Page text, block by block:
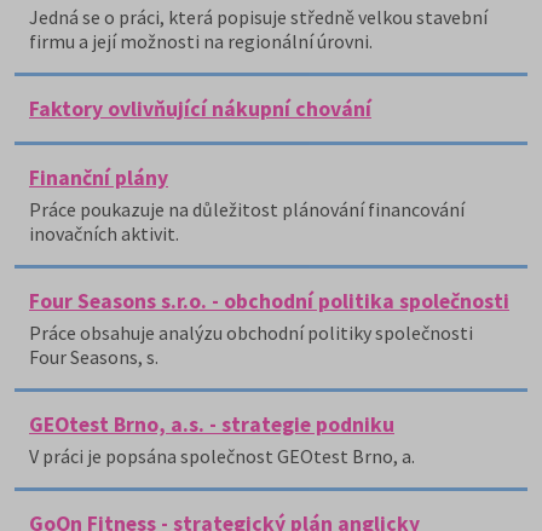
Jedná se o práci, která popisuje středně velkou stavební
firmu a její možnosti na regionální úrovni.
Faktory ovlivňující nákupní chování
Finanční plány
Práce poukazuje na důležitost plánování financování
inovačních aktivit.
Four Seasons s.r.o. - obchodní politika společnosti
Práce obsahuje analýzu obchodní politiky společnosti
Four Seasons, s.
GEOtest Brno, a.s. - strategie podniku
V práci je popsána společnost GEOtest Brno, a.
GoOn Fitness - strategický plán anglicky